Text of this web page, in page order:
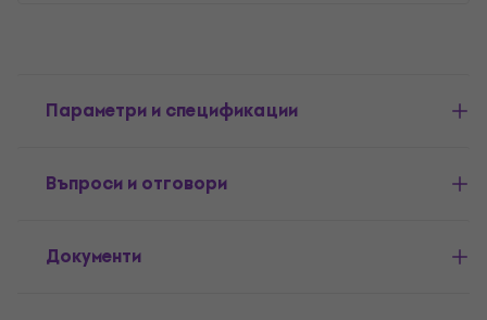
Параметри и спецификации
Въпроси и отговори
Документи